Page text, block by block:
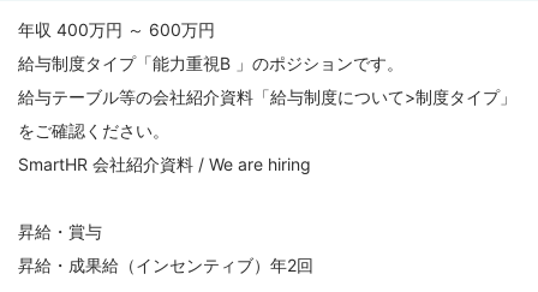
年収 400万円 ～ 600万円
給与制度タイプ「能力重視B 」のポジションです。
給与テーブル等の会社紹介資料「給与制度について>制度タイプ」
をご確認ください。
SmartHR 会社紹介資料 / We are hiring
昇給・賞与
昇給・成果給（インセンティブ）年2回